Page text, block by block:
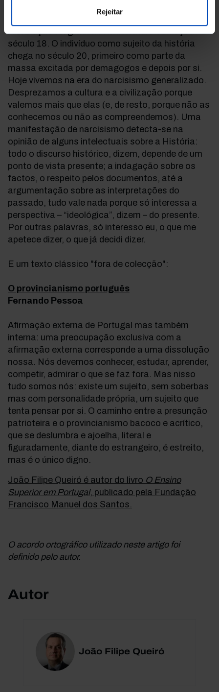
Rejeitar
” de Pascal nas
império público e a adoração generalizada do eu.
A evolução foi gradual. Na literatura começou no
século 18. O indivíduo como sujeito da história
chega no século 20, primeiro como parte da
massa excitada por demagogos e depois por si.
Hoje vivemos na era do narcisismo generalizado.
Desprezamos a cultura e a civilização porque
valemos mais que elas (e, de resto, porque não as
conhecemos ou não as compreendemos). Uma
manifestação de narcisismo detecta-se na
opinião de alguns intelectuais sobre a História:
todo o discurso histórico, dizem, depende de um
ponto de vista presente; a indagação sobre os
factos, o respeito pelos documentos, até a
argumentação sobre as interpretações do
passado, tudo vale nada porque só interessa a
perspectiva – “ideológica”, dizem – do presente.
Por outras palavras, só interesso eu, o que me
apetece dizer, o que já decidi dizer.
E um texto clássico "fora de colecção":
O provincianismo português
Fernando Pessoa
Afirmação externa de Portugal mas também
interna: uma preocupação exclusiva com a
afirmação externa corresponde a uma dissolução
nossa. Nós devemos conhecer, estudar, aprender,
competir, admirar o que se faz fora. Mas nisso
tudo somos nós: existe um sujeito, sem soberbas
mas com personalidade própria, um sujeito que
tenta pensar por si. O caminho entre a presunção
patrioteira e o provincianismo bacoco e acrítico,
que se deslumbra e ajoelha, literal e
figuradamente, diante do estrangeiro, é estreito,
mas é o único digno.
João Filipe Queiró é autor do livro O Ensino
Superior em Portugal, publicado pela Fundação
Francisco Manuel dos Santos.
O acordo ortográfico utilizado neste artigo foi
definido pelo autor.
Autor
João Filipe Queiró